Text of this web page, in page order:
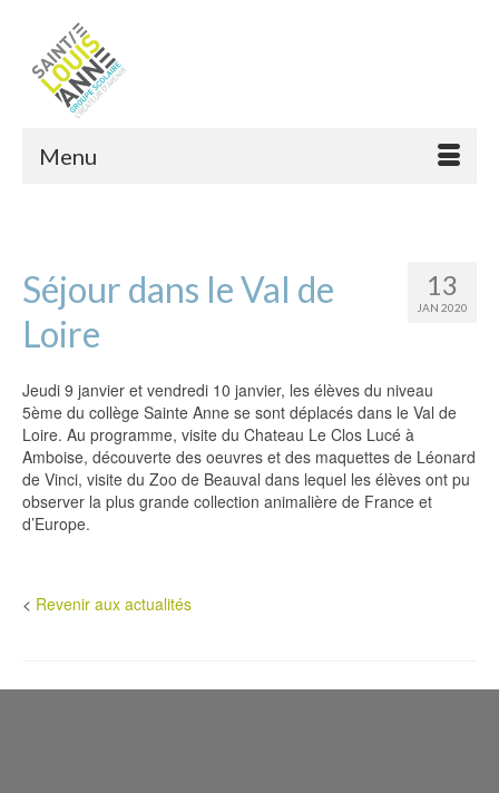
Menu
13
JAN 2020
Séjour dans le Val de
Loire
Jeudi 9 janvier et vendredi 10 janvier, les élèves du niveau
5ème du collège Sainte Anne se sont déplacés dans le Val de
Loire. Au programme, visite du Chateau Le Clos Lucé à
Amboise, découverte des oeuvres et des maquettes de Léonard
de Vinci, visite du Zoo de Beauval dans lequel les élèves ont pu
observer la plus grande collection animalière de France et
d’Europe.
< Revenir aux actualités